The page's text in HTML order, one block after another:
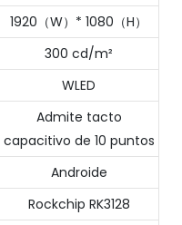
1920（W）* 1080（H）
300 cd/m²
WLED
Admite tacto
capacitivo de 10 puntos
Androide
Rockchip RK3128